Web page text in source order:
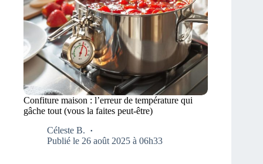
Confiture maison : l’erreur de température qui
gâche tout (vous la faites peut-être)
Céleste B.
Publié le 26 août 2025 à 06h33